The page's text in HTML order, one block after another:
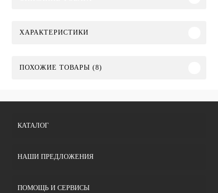
ХАРАКТЕРИСТИКИ
ПОХОЖИЕ ТОВАРЫ (8)
КАТАЛОГ
НАШИ ПРЕДЛОЖЕНИЯ
ПОМОЩЬ И СЕРВИСЫ